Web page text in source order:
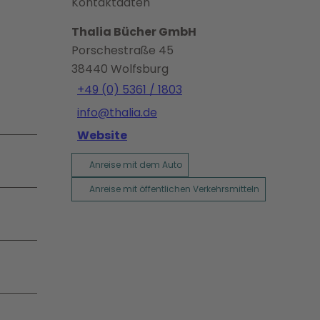
Thalia Bücher GmbH
Porschestraße 45
38440 Wolfsburg
+49 (0) 5361 / 1803
info@thalia.de
Website
Anreise mit dem Auto
Anreise mit öffentlichen Verkehrsmitteln